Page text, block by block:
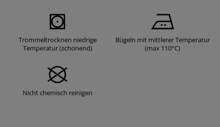
Trommeltrocknen niedrige
Temperatur (schonend)
Bügeln mit mittlerer Temperatur
(max 110°C)
Nicht chemisch reinigen